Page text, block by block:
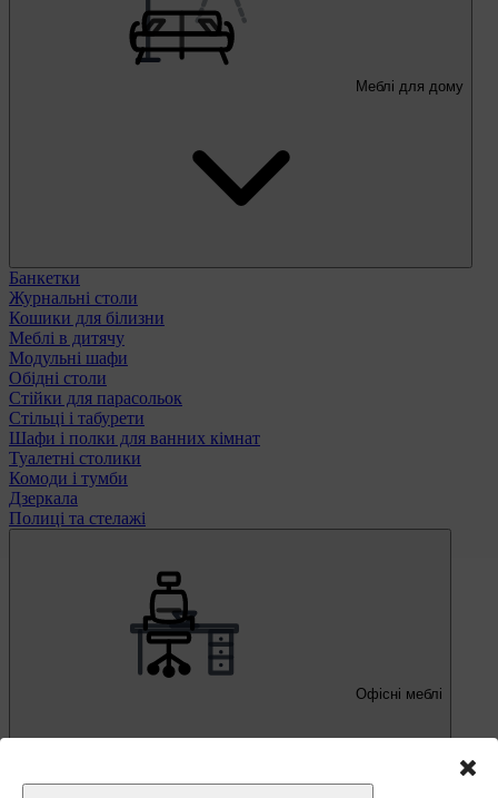
Меблі для дому
Банкетки
Журнальні столи
Кошики для білизни
Меблі в дитячу
Модульні шафи
Обідні столи
Стійки для парасольок
Стільці і табурети
Шафи і полки для ванних кімнат
Туалетні столики
Комоди і тумби
Дзеркала
Полиці та стелажі
Офісні меблі